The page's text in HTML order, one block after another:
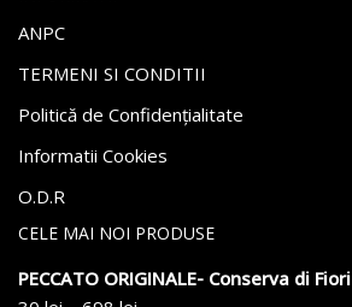
ANPC
TERMENI SI CONDITII
Politică de Confidențialitate
Informatii Cookies
O.D.R
CELE MAI NOI PRODUSE
PECCATO ORIGINALE- Conserva di Fiori